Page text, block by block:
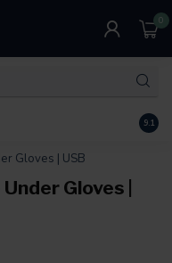
0
9.1
Gloves | USB
Gloves |